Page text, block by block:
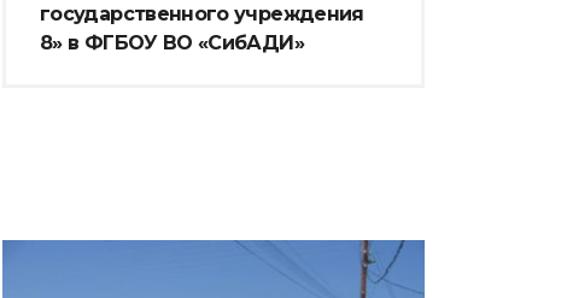
государственного учреждения
8» в ФГБОУ ВО «СибАДИ»